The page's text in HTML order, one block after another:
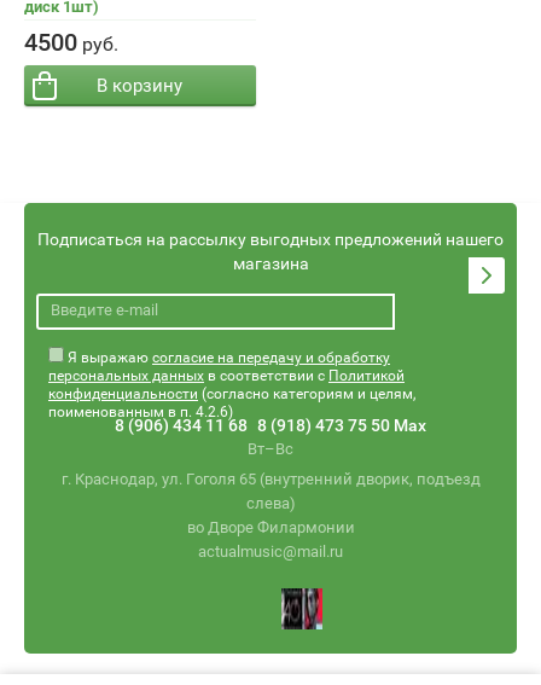
диск 1шт)
Кол-во:
4500 руб.
В корзину
Подписаться на рассылку выгодных предложений нашего
магазина
Я выражаю согласие на передачу и обработку
персональных данных в соответствии с Политикой
конфиденциальности (согласно категориям и целям,
поименованным в п. 4.2.6)
8 (906) 434 11 68 8 (918) 473 75 50 Max
Вт–Вс
г. Краснодар, ул. Гоголя 65 (внутренний дворик, подъезд
слева)
во Дворе Филармонии
actualmusic@mail.ru